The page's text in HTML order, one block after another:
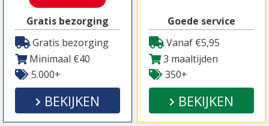
Gratis bezorging
Gratis bezorging
Minimaal €40
5.000+
BEKIJKEN
Goede service
Vanaf €5,95
3 maaltijden
350+
BEKIJKEN